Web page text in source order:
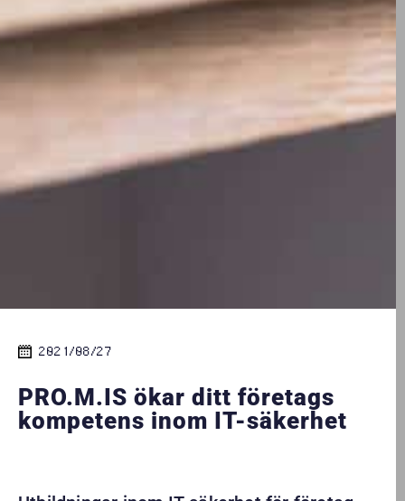
2021/08/27
PRO.M.IS ökar ditt företags
kompetens inom IT-säkerhet